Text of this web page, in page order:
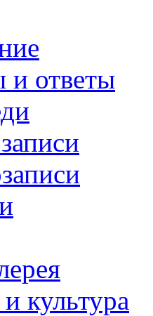
и ответы
культура